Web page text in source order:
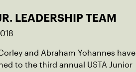
LEADERSHIP TEAM
and Abraham Yohannes have
to the third annual USTA Junior